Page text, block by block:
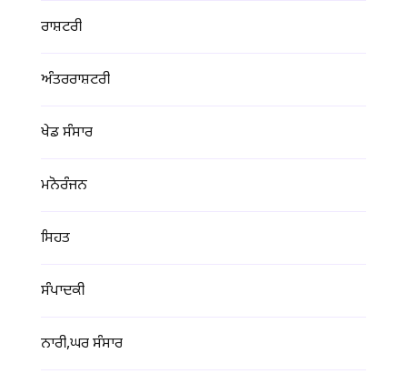
ਰਾਸ਼ਟਰੀ
ਅੰਤਰਰਾਸ਼ਟਰੀ
ਖੇਡ ਸੰਸਾਰ
ਮਨੋਰੰਜਨ
ਸਿਹਤ
ਸੰਪਾਦਕੀ
ਨਾਰੀ,ਘਰ ਸੰਸਾਰ